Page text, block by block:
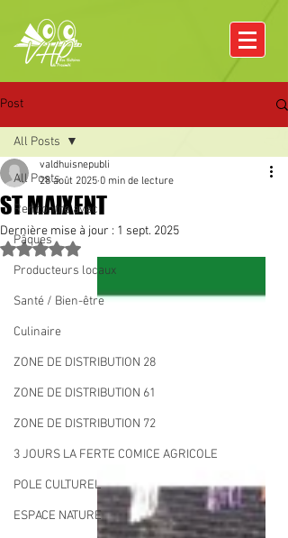
Post
All Posts
Rencontre avec
Pâques
Producteurs locaux
Santé / Bien-être
Culinaire
ZONE DE DISTRIBUTION 28
ZONE DE DISTRIBUTION 61
ZONE DE DISTRIBUTION 72
3 JOURS LA FERTE COMICE AGRICOLE
POLE CULTUREL
ESPACE NATURE
All Posts
ST MAIXENT
valdhuisnepubli
28 août 2025 0 min de lecture
Dernière mise à jour : 1 sept. 2025
Noté NaN étoiles sur 5.